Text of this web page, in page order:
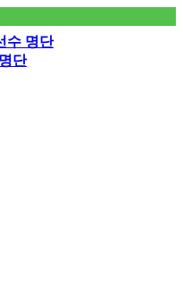
수 명단
단